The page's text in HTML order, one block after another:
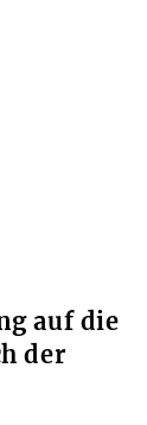
auf die
der